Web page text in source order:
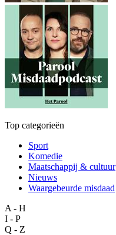
Top categorieën
Sport
Komedie
Maatschappij & cultuur
Nieuws
Waargebeurde misdaad
A - H
I - P
Q - Z